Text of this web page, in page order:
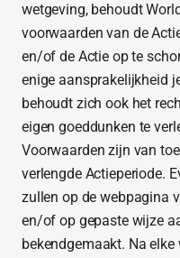
wetgeving, behoudt
voorwaarden van de
en/of de Actie op te
enige aansprakelijkheid
behoudt zich ook het
eigen goeddunken te
Voorwaarden zijn van
verlengde Actieperiode.
zullen op de webpagina
en/of op gepaste wijze
bekendgemaakt. Na